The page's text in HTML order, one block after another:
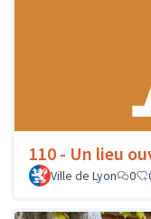
110 - Un lieu
Ville de Lyon 0